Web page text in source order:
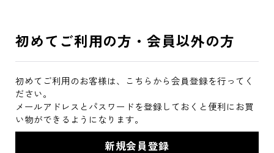
初めてご利用の方・会員以外の方
初めてご利用のお客様は、こちらから会員登録を行ってく
ださい。
メールアドレスとパスワードを登録しておくと便利にお買
い物ができるようになります。